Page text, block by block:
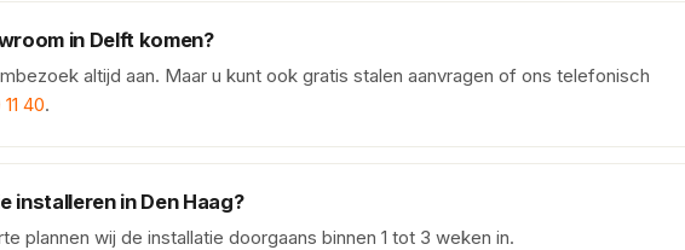
in Delft komen?
altijd aan. Maar u kunt ook gratis stalen aanvragen of ons telefonisch
40.
installeren in Den Haag?
plannen wij de installatie doorgaans binnen 1 tot 3 weken in.